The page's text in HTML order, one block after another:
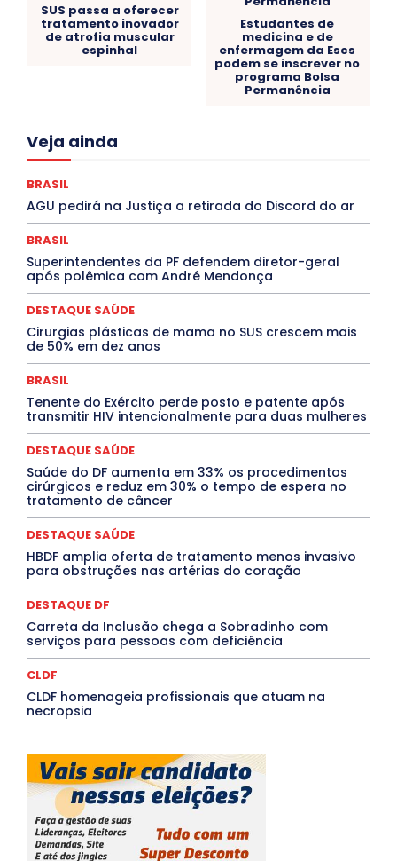
SUS passa a oferecer
tratamento inovador
de atrofia muscular
espinhal
Estudantes de
medicina e de
enfermagem da Escs
podem se inscrever no
programa Bolsa
Permanência
Veja ainda
Acre
Congressuanas & Esplanadumas
Covid-19
Crônica Política Crônicas
CULTURA
Cultura e Tal
DANÇA Dengue
Denuncia
DESTAQUE BRASIL
DESTAQUE DF
DESTAQUE SAÚDE
DESTAQUES OUTROS
DISTRITO FEDERAL
EDUCAÇÃO
ELEIÇÕES
EMPREGO E OPORTUNIDADES
Especial
Espírito Santo ESPORTE
ESTÁGIO
EVENTOS
Febre Oropouche
Goiás
INTELIGÊNCIA ARTIFICIAL
INTERNACIONAL
MEIO AMBIENTE
MÚSICA
O Plantonista Opinião Oropouche
Paraíba
Paraná Pernambuco Piauí
POLÍTICA
PROCESSO SELETIVO
PUBLIEDITORIAL
QUALIFICAÇÃO PROFISSIONAL
Rio de Janeiro
Rio Grande do Sul
Roraima
Santa Catarina
São Paulo SARAMPO
SAÚDE
Saúde Agora
TÁ FROID?
TEATRO TECNOLOGIA
TIC TAC
Mais
BRASIL
AGU pedirá na Justiça a retirada do Discord do ar
BRASIL
Superintendentes da PF defendem diretor-geral
após polêmica com André Mendonça
DESTAQUE SAÚDE
Cirurgias plásticas de mama no SUS crescem mais
de 50% em dez anos
BRASIL
Tenente do Exército perde posto e patente após
transmitir HIV intencionalmente para duas mulheres
DESTAQUE SAÚDE
Saúde do DF aumenta em 33% os procedimentos
cirúrgicos e reduz em 30% o tempo de espera no
tratamento de câncer
DESTAQUE SAÚDE
HBDF amplia oferta de tratamento menos invasivo
para obstruções nas artérias do coração
DESTAQUE DF
Carreta da Inclusão chega a Sobradinho com
serviços para pessoas com deficiência
CLDF
CLDF homenageia profissionais que atuam na
necropsia